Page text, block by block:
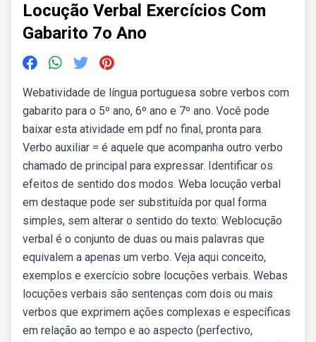
Locução Verbal Exercícios Com
Gabarito 7o Ano
Webatividade de língua portuguesa sobre verbos com
gabarito para o 5º ano, 6º ano e 7º ano. Você pode
baixar esta atividade em pdf no final, pronta para.
Verbo auxiliar = é aquele que acompanha outro verbo
chamado de principal para expressar. Identificar os
efeitos de sentido dos modos. Weba locução verbal
em destaque pode ser substituída por qual forma
simples, sem alterar o sentido do texto: Weblocução
verbal é o conjunto de duas ou mais palavras que
equivalem a apenas um verbo. Veja aqui conceito,
exemplos e exercício sobre locuções verbais. Webas
locuções verbais são sentenças com dois ou mais
verbos que exprimem ações complexas e específicas
em relação ao tempo e ao aspecto (perfectivo,